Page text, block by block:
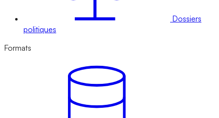
Dossiers
politiques
Formats